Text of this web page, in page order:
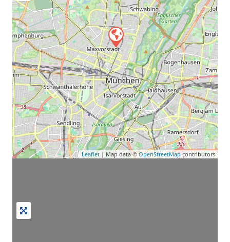
Leaflet | Map data ©OpenStreetMapcontributors